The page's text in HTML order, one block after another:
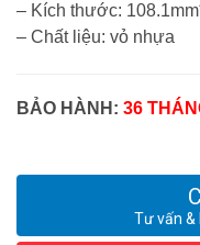
– Kích thước:
– Chất liệu: vỏ nhựa
BẢO HÀNH: 36
Tư vấn &